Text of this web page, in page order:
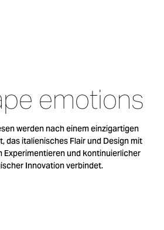
emotions
werden nach einem einzigartigen
das italienisches Flair und Design mit
Experimentieren und kontinuierlicher
Innovation verbindet.